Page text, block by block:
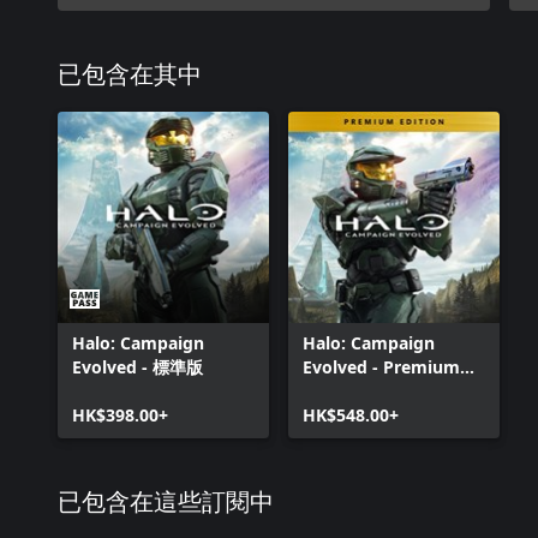
已包含在其中
Halo: Campaign
Evolved - 標準版
HK$398.00+
Halo: Campaign
Evolved - Premium
HK$548.00+
已包含在這些訂閱中